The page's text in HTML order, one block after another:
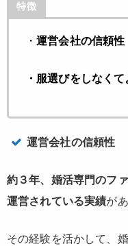
特徴
・運営会社の信頼性
・服選びをしなくて
運営会社の信頼性
約３年、婚活専門のフ
運営されている実績があ
その経験を活かして、